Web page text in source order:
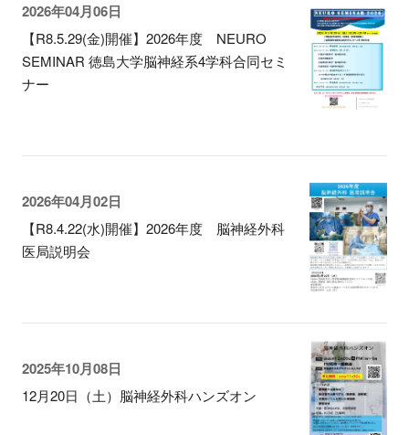
2026年04月06日
【R8.5.29(金)開催】2026年度 NEURO
SEMINAR 徳島大学脳神経系4学科合同セミ
ナー
2026年04月02日
【R8.4.22(水)開催】2026年度 脳神経外科
医局説明会
2025年10月08日
12月20日（土）脳神経外科ハンズオン